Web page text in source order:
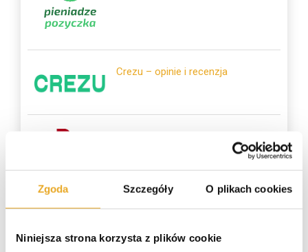
Zgoda Szczegóły O plikach cookies
Niniejsza strona korzysta z plików cookie
Crezu – opinie i recenzja